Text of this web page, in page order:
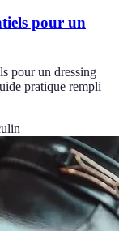
pour un
pour un dressing
pratique rempli